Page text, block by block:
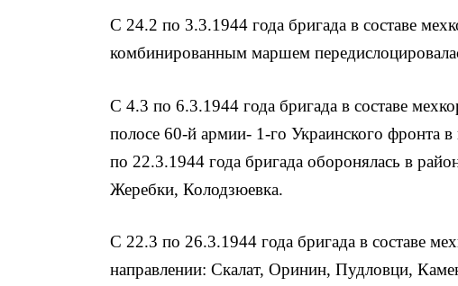
С 24.2 по 3.3.1944 года бригада в составе
комбинированным маршем
С 4.3 по 6.3.1944 года бригада в составе
полосе 60-й армии- 1-го Украинского фронта
по 22.3.1944 года бригада оборонялась в
Жеребки, Колодзюевка.
С 22.3 по 26.3.1944 года бригада в составе
направлении: Скалат, Оринин, Пудловци,